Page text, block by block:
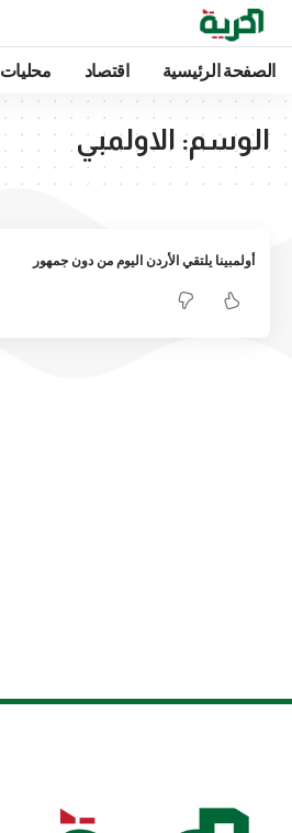
الصفحة الرئيسية اقتصاد محليات
الوسم: الاولمبي
أولمبينا يلتقي الأردن اليوم من دون جمهور